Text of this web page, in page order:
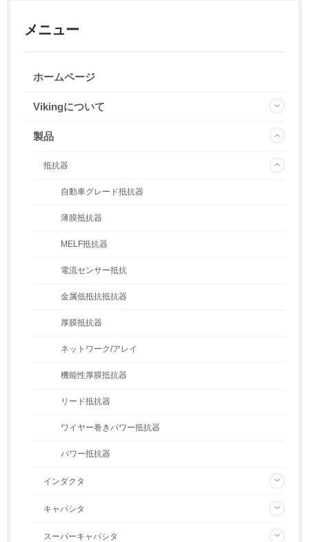
メニュー
ホームページ
Vikingについて
製品
抵抗器
自動車グレード抵抗器
薄膜抵抗器
MELF抵抗器
電流センサー抵抗
金属低抵抗抵抗器
厚膜抵抗器
ネットワーク/アレイ
機能性厚膜抵抗器
リード抵抗器
ワイヤー巻きパワー抵抗器
パワー抵抗器
インダクタ
キャパシタ
スーパーキャパシタ